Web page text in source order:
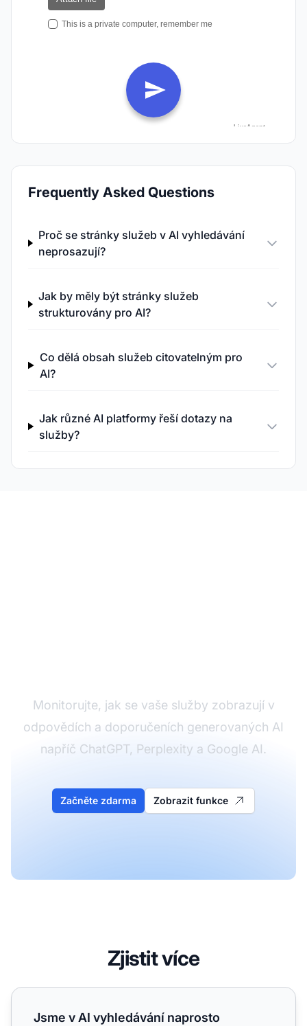
Frequently Asked Questions
Proč se stránky služeb v AI vyhledávání
neprosazují?
Jak by měly být stránky služeb
strukturovány pro AI?
Co dělá obsah služeb citovatelným pro
AI?
Jak různé AI platformy řeší dotazy na
služby?
Monitorujte, jak se vaše služby zobrazují v
odpovědích a doporučeních generovaných AI
napříč ChatGPT, Perplexity a Google AI.
Začněte zdarma Zobrazit funkce
Zjistit více
Jsme v AI vyhledávání naprosto neviditelní – podařilo se
Jsme v AI vyhledávání naprosto